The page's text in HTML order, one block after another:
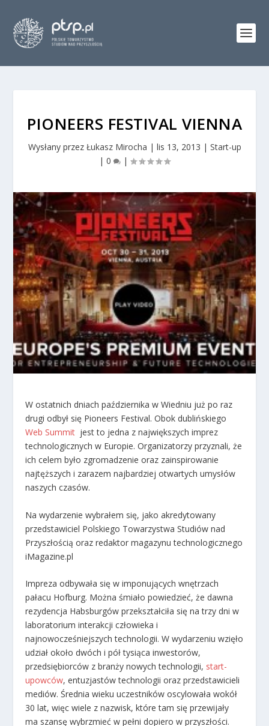
PIONEERS FESTIVAL VIENNA
Wysłany przez Łukasz Mirocha | lis 13, 2013 | Start-up
| 0 |
W ostatnich dniach października w Wiedniu już po raz
drugi odbył się Pioneers Festival. Obok dublińskiego
Web Summit jest to jedna z największych imprez
technologicznych w Europie. Organizatorzy przyznali, że
ich celem było zgromadzenie oraz zainspirowanie
najtęższych i zarazem najbardziej otwartych umysłów
naszych czasów.
Na wydarzenie wybrałem się, jako akredytowany
przedstawiciel Polskiego Towarzystwa Studiów nad
Przyszłością oraz redaktor magazynu technologicznego
iMagazine.pl
Impreza odbywała się w imponujących wnętrzach
pałacu Hofburg. Można śmiało powiedzieć, że dawna
rezydencja Habsburgów przekształciła się na trzy dni w
laboratorium interakcji człowieka i
najnowocześniejszych technologii. W wydarzeniu wzięło
udział około dwóch i pół tysiąca inwestorów,
przedsiębiorców z branży nowych technologii, start-
upowców, entuzjastów technologii oraz przedstawicieli
mediów. Średnia wieku uczestników oscylowała wokół
30 lat, więc wiele z nazwisk, które tam się przewijały
ma szansę wybrzmieć w pełni dopiero w przyszłości.